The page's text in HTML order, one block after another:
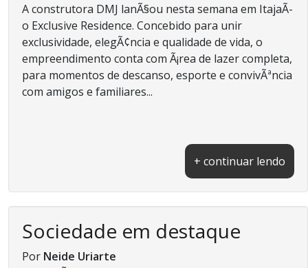
A construtora DMJ lanÃ§ou nesta semana em ItajaÃ­
o Exclusive Residence. Concebido para unir
exclusividade, elegÃ¢ncia e qualidade de vida, o
empreendimento conta com Ã¡rea de lazer completa,
para momentos de descanso, esporte e convivÃªncia
com amigos e familiares...
+ continuar lendo
Sociedade em destaque
Por Neide Uriarte